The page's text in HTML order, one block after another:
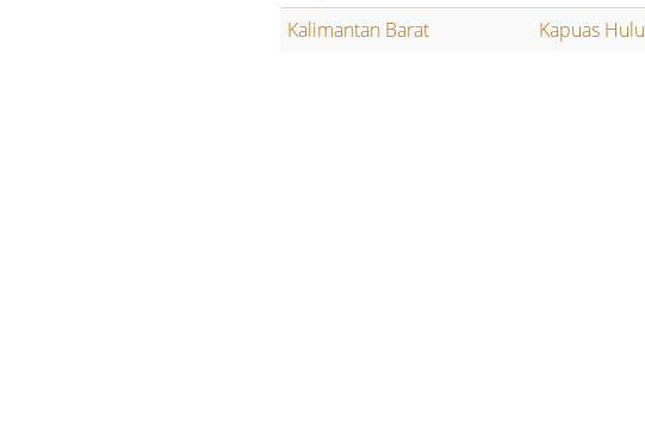
Kalimantan Barat
Kapuas Hulu